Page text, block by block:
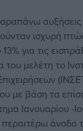
ισχυρή
για τις
του μελέτη το
με βάση τα
Ιανουαρίου -
άνοδο